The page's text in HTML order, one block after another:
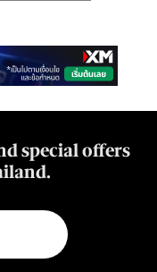
special offers